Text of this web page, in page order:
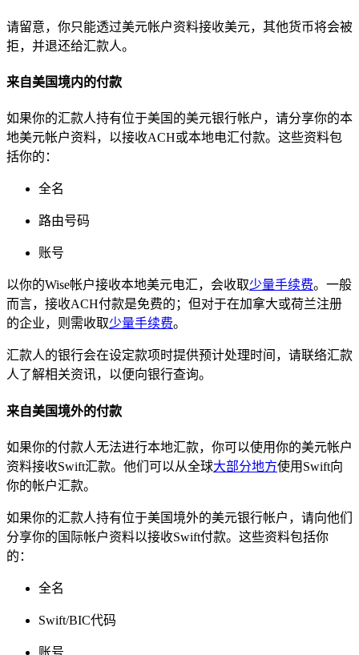
请留意，你只能透过美元帐户资料接收美元，其他货币将会被
拒，并退还给汇款人。
来自美国境内的付款
如果你的汇款人持有位于美国的美元银行帐户，请分享你的本
地美元帐户资料，以接收ACH或本地电汇付款。这些资料包
括你的：
全名
路由号码
账号
以你的Wise帐户接收本地美元电汇，会收取少量手续费。一般
而言，接收ACH付款是免费的；但对于在加拿大或荷兰注册
的企业，则需收取少量手续费。
汇款人的银行会在设定款项时提供预计处理时间，请联络汇款
人了解相关资讯，以便向银行查询。
来自美国境外的付款
如果你的付款人无法进行本地汇款，你可以使用你的美元帐户
资料接收Swift汇款。他们可以从全球大部分地方使用Swift向
你的帐户汇款。
如果你的汇款人持有位于美国境外的美元银行帐户，请向他们
分享你的国际帐户资料以接收Swift付款。这些资料包括你
的：
全名
Swift/BIC代码
账号